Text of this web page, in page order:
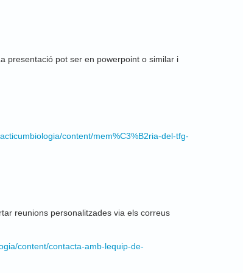
presentació pot ser en powerpoint o similar i
content/mem%C3%B2ria-del-tfg-
reunions personalitzades via els correus
content/contacta-amb-lequip-de-